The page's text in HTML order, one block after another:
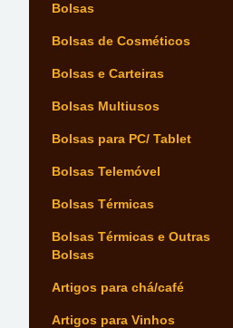
Bolsas
Bolsas de Cosméticos
Bolsas e Carteiras
Bolsas Multiusos
Bolsas para PC/ Tablet
Bolsas Telemóvel
Bolsas Térmicas
Bolsas Térmicas e Outras
Bolsas
Artigos para chá/café
Artigos para Vinhos